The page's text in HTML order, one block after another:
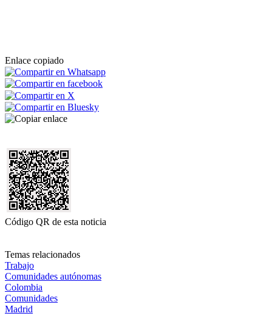
Enlace copiado
Código QR de esta noticia
Temas relacionados
Trabajo
Comunidades autónomas
Colombia
Comunidades
Madrid